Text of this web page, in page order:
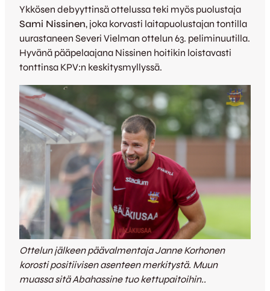
Ykkösen debyyttinsä ottelussa teki myös puolustaja
Sami Nissinen, joka korvasti laitapuolustajan tontilla
uurastaneen Severi Vielman ottelun 63. peliminuutilla.
Hyvänä pääpelaajana Nissinen hoitikin loistavasti
tonttinsa KPV:n keskitysmyllyssä.
Ottelun jälkeen päävalmentaja Janne Korhonen
korosti positiivisen asenteen merkitystä. Muun
muassa sitä Abahassine tuo kettupaitoihin..